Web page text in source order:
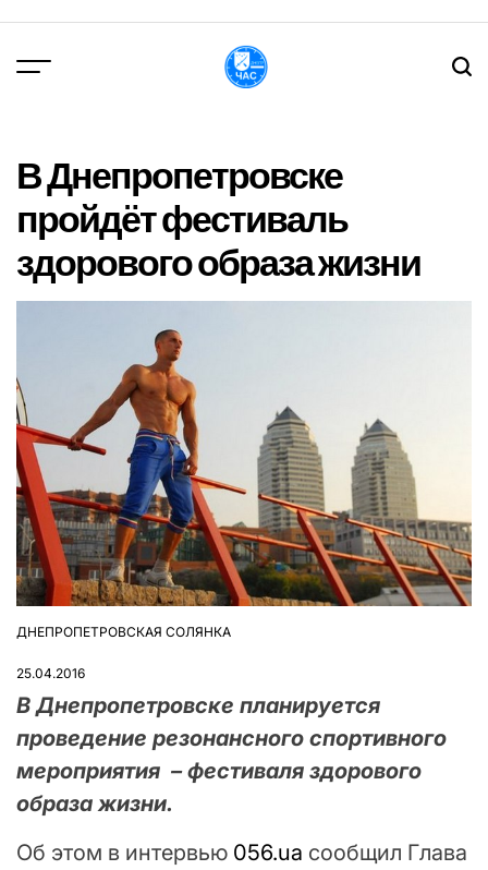
вмісту
В Днепропетровске
пройдёт фестиваль
здорового образа жизни
ОПУБЛІКУВАТИ
ДНЕПРОПЕТРОВСКАЯ СОЛЯНКА
25.04.2016
В Днепропетровске планируется
проведение резонансного спортивного
мероприятия – фестиваля здорового
образа жизни.
Об этом в интервью 056.ua сообщил Глава